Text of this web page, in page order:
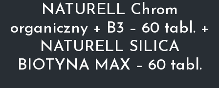
NATURELL Chrom
organiczny + B3 – 60 tabl. +
NATURELL SILICA
BIOTYNA MAX – 60 tabl.